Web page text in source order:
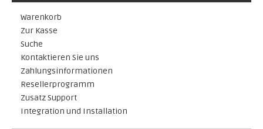
Warenkorb
Zur Kasse
Suche
Kontaktieren Sie uns
Zahlungsinformationen
Resellerprogramm
Zusatz Support
Integration und Installation